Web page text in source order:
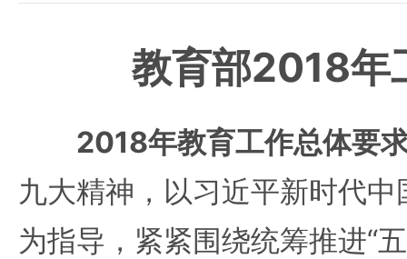
教育部2018年
2018年教育工作总体要
九大精神，以习近平新时代
为指导，紧紧围绕统筹推进“